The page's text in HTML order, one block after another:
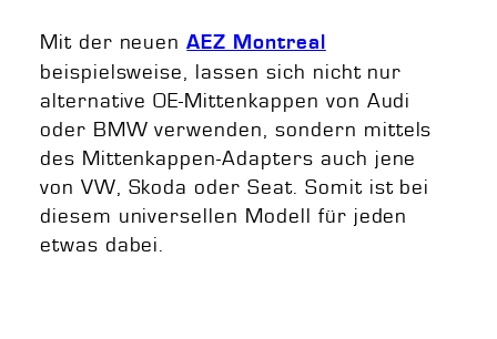
Mit der neuenAEZ Montreal
beispielsweise, lassen sich nicht nur
alternative OE-Mittenkappen von Audi
oder BMW verwenden, sondern mittels
des Mittenkappen-Adapters auch jene
von VW, Skoda oder Seat. Somit ist bei
diesem universellen Modell für jeden
etwas dabei.